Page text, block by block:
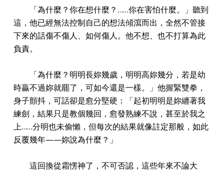
「為什麼？你在想什麼？……你在害怕什麼。」聽到
這，他已經無法控制自己的想法傾瀉而出，全然不管接
下來的話傷不傷人、如何傷人。他不想、也不打算為此
負責。
「為什麼？明明長妳幾歲，明明高妳幾分，若是幼
時贏不過妳就罷了，可如今還是一樣。」他握緊雙拳，
身子顫抖，可話卻是愈分堅硬：「起初明明是妳纏著我
練劍，結果只是教個幾回，愈發熟練不說，甚至於我之
上……分明也未偷懶，但每次的結果就像註定那般，如此
反覆幾年——妳說為什麼？」
這回換從霜愣神了，不可否認，這些年來不論大